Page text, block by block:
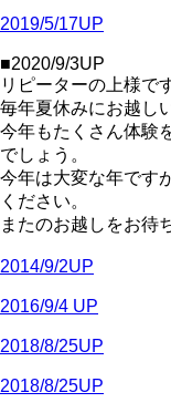
2019/5/17UP
■2020/9/3UP
リピーターの上様で
毎年夏休みにお越し
今年もたくさん体験
でしょう。
今年は大変な年です
ください。
またのお越しをお待
2014/9/2UP
2016/9/4 UP
2018/8/25UP
2018/8/25UP